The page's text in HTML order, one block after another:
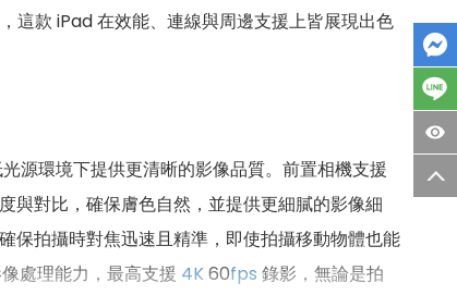
這款 iPad 在效能、連線與周邊支援上皆展現出色
光源環境下提供更清晰的影像品質。前置相機支援
與對比，確保膚色自然，並提供更細膩的影像細
保拍攝時對焦迅速且精準，即使拍攝移動物體也能
處理能力，最高支援 4K60fps 錄影，無論是拍